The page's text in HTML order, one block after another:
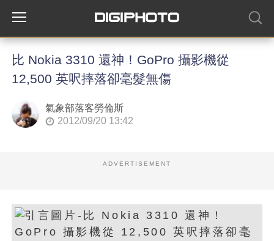
比 Nokia 3310 還神！GoPro 攝影機從
12,500 英呎摔落卻毫髮無傷
氣象部落客勞倫斯
2012/09/20 13:42
ADVERTISEMENT